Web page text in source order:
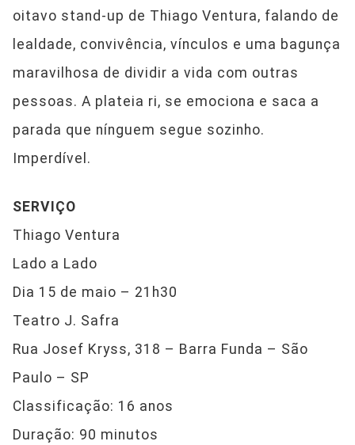
oitavo stand-up de Thiago Ventura, falando de
lealdade, convivência, vínculos e uma bagunça
maravilhosa de dividir a vida com outras
pessoas. A plateia ri, se emociona e saca a
parada que nínguem segue sozinho.
Imperdível.
SERVIÇO
Thiago Ventura
Lado a Lado
Dia 15 de maio – 21h30
Teatro J. Safra
Rua Josef Kryss, 318 – Barra Funda – São
Paulo – SP
Classificação: 16 anos
Duração: 90 minutos